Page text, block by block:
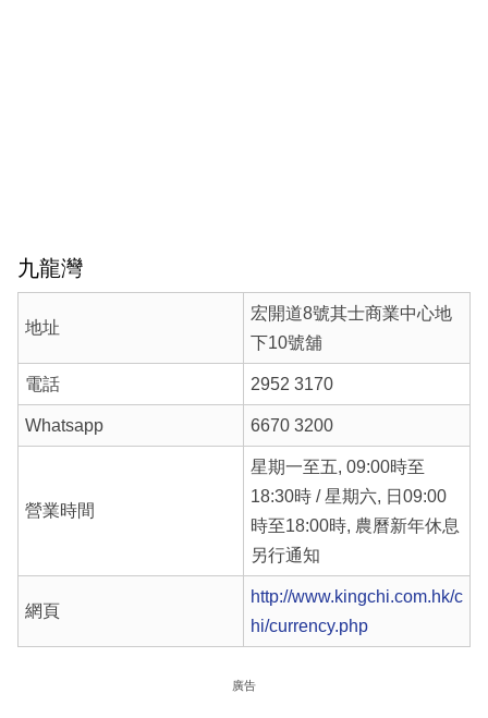
九龍灣
地址
宏開道8號其士商業中心地
下10號舖
電話 2952 3170
Whatsapp 6670 3200
營業時間
星期一至五, 09:00時至
18:30時 / 星期六, 日09:00
時至18:00時, 農曆新年休息
另行通知
網頁
http://www.kingchi.com.hk/c
hi/currency.php
廣告